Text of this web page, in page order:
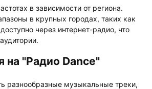
в зависимости от региона.
в крупных городах, таких как
через интернет-радио, что
на "Радио Dance"
разнообразные музыкальные треки,